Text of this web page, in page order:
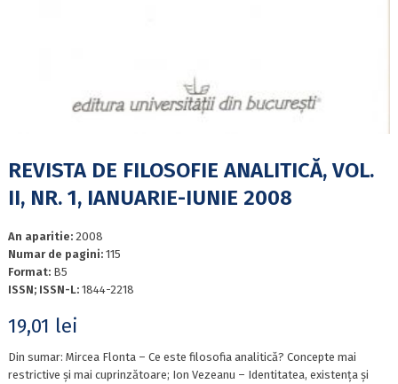
REVISTA DE FILOSOFIE ANALITICĂ, VOL.
II, NR. 1, IANUARIE-IUNIE 2008
An aparitie: 2008
Numar de pagini: 115
Format: B5
ISSN; ISSN-L: 1844-2218
19,01 lei
Din sumar: Mircea Flonta – Ce este filosofia analitică? Concepte mai
restrictive și mai cuprinzătoare; Ion Vezeanu – Identitatea, existența și